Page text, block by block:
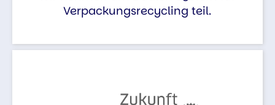
Verpackungsrecycling teil.